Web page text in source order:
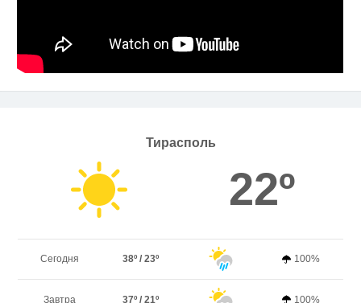
Тирасполь
22º
Сегодня 38º / 23º 100%
Завтра 37º / 21º 100%